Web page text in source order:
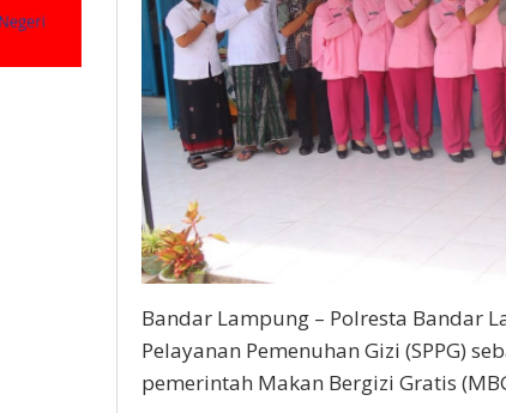
Bandar Lampung – Polresta Bandar
Pelayanan Pemenuhan Gizi (SPPG)
pemerintah Makan Bergizi Gratis